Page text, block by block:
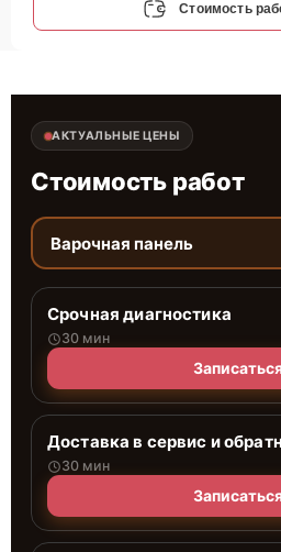
Стоимость
АКТУАЛЬНЫЕ ЦЕНЫ
Стоимость работ
Варочная панель
Срочная диагностика
30 мин
Доставка в сервис и
30 мин